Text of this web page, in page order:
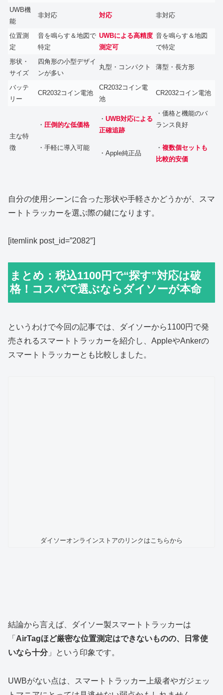
UWB機
能
非対応 対応 非対応
位置測
定
音を鳴らす＆地図で
特定
UWBによる高精度
測定可
音を鳴らす＆地図
で特定
形状・
サイズ
四角形の小型デザイ
ンが多い
丸型・コンパクト 薄型・長方形
バッテ
リー
CR2032コイン電池
CR2032コイン電
池
CR2032コイン電池
主な特
徴
・ 圧倒的な低価格
・手軽に導入可能
・ UWB対応による
正確追跡
・Apple純正品
・価格と機能のバ
ランス良好
・ 複数個セットも
比較的安価
自分の使用シーンに合った形状や手軽さかどうかが、スマ
ートトラッカーを選ぶ際の鍵になります。
[itemlink post_id=”2082″]
まとめ：税込1100円で“探す”対応は破
格！コスパで選ぶならダイソーが本命
というわけで今回の記事では、ダイソーから1100円で発
売されるスマートトラッカーを紹介し、AppleやAnkerの
スマートトラッカーとも比較しました。
ダイソーオンラインストアのリンクはこちらから
結論から言えば、ダイソー製スマートトラッカーは
「 AirTagほど厳密な位置測定はできないものの、日常使
いなら十分」という印象です。
UWBがない点は、スマートトラッカー上級者やガジェッ